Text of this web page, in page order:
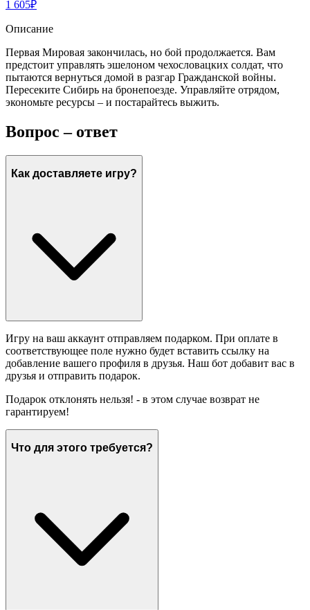
1 605₽
Описание
Первая Мировая закончилась, но бой продолжается. Вам
предстоит управлять эшелоном чехословацких солдат, что
пытаются вернуться домой в разгар Гражданской войны.
Пересеките Сибирь на бронепоезде. Управляйте отрядом,
экономьте ресурсы – и постарайтесь выжить.
Вопрос – ответ
Как доставляете игру?
Игру на ваш аккаунт отправляем подарком. При оплате в
соответствующее поле нужно будет вставить ссылку на
добавление вашего профиля в друзья. Наш бот добавит вас в
друзья и отправить подарок.
Подарок отклонять нельзя! - в этом случае возврат не
гарантируем!
Что для этого требуется?